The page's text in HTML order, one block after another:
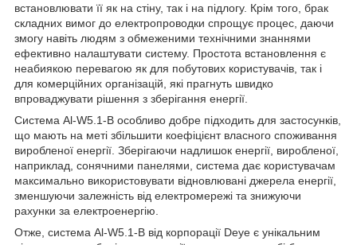
встановлювати її як на стіну, так і на підлогу. Крім того, брак
складних вимог до електропроводки спрощує процес, даючи
змогу навіть людям з обмеженими технічними знаннями
ефективно налаштувати систему. Простота встановлення є
неабиякою перевагою як для побутових користувачів, так і
для комерційних організацій, які прагнуть швидко
впроваджувати рішення з зберігання енергії.
Система Al-W5.1-B особливо добре підходить для застосунків,
що мають на меті збільшити коефіцієнт власного споживання
виробленої енергії. Зберігаючи надлишок енергії, виробленої,
наприклад, сонячними панелями, система дає користувачам
максимально використовувати відновлювані джерела енергії,
зменшуючи залежність від електромережі та знижуючи
рахунки за електроенергію.
Отже, система Al-W5.1-B від корпорації Deye є унікальним